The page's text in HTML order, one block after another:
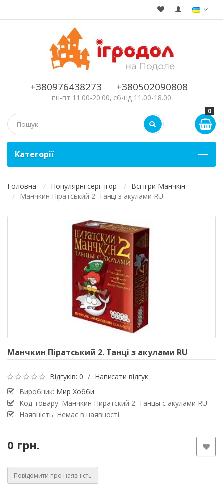
+380976438273 +380502090808
пн-пт 11.00-20.00, сб-нд 11.00-18.00
0
Kатегорії
Головна Популярні серії ігор
Всі ігри Манчкін
Манчкин Піратський 2. Танці з акулами RU
Манчкин Піратський 2. Танці з акулами RU
Відгуків: 0 / Написати відгук
Виробник: Мир Хобби
Код товару: Манчкин Пиратский 2. Танцы с акулами RU
Наявність: Немає в наявності
0 грн.
Повідомити про наявність